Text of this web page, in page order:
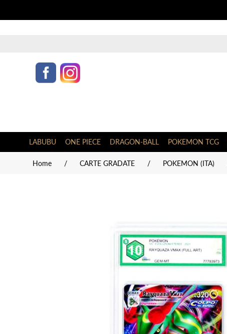
LABUBU ONE PIECE DRAGON-BALL POKEMON TCG
Home / CARTE GRADATE / POKEMON (ITA)